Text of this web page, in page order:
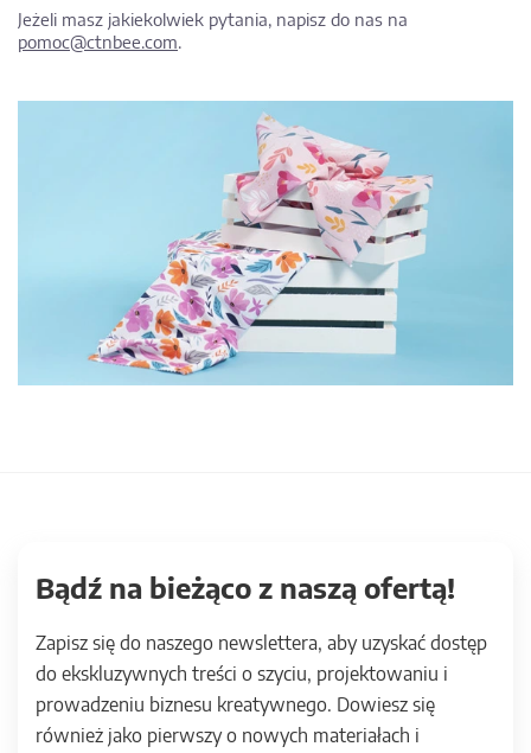
Jeżeli masz jakiekolwiek pytania, napisz do nas na
pomoc@ctnbee.com.
Bądź na bieżąco z naszą ofertą!
Zapisz się do naszego newslettera, aby uzyskać dostęp
do ekskluzywnych treści o szyciu, projektowaniu i
prowadzeniu biznesu kreatywnego. Dowiesz się
również jako pierwszy o nowych materiałach i